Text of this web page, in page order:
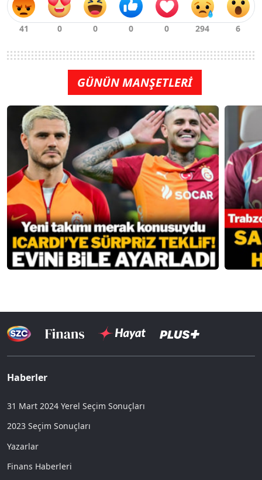
GÜNÜN MANŞETLERİ
Haberler
31 Mart 2024 Yerel Seçim Sonuçları
2023 Seçim Sonuçları
Yazarlar
Finans Haberleri